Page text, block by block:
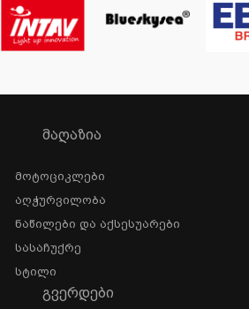
ᲛᲐᲦᲐᲖᲘᲐ
Მოტოციკლები
Აღჭურვილობა
Ნაწილები Და Აქსესუარები
Სასაჩუქრე
Სტილი
ᲒᲕᲔᲠᲓᲔᲑᲘ